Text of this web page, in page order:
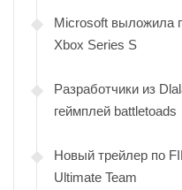
Microsoft выложила
Xbox Series S
Разработчики из
геймплей battletoads
Новый трейлер по
Ultimate Team